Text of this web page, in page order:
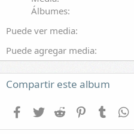
Álbumes
Puede ver media
Puede agregar media
Compartir este album
Facebook
Twitter Reddit PinterestTumblr